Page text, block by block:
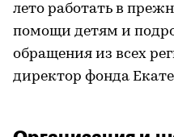
лето работать в
помощи детям и
обращения из всех
директор фонда